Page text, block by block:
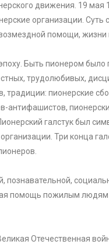
движения. 19 мая
организации. Суть
помощи, жизни
Быть пионером
трудолюбивых,
традиции: пионерские
антифашистов,
галстук был
Три конца
помощь пожилым
Отечественная